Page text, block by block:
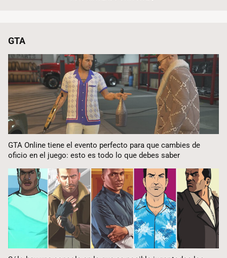
GTA
GTA Online tiene el evento perfecto para que cambies de
oficio en el juego: esto es todo lo que debes saber